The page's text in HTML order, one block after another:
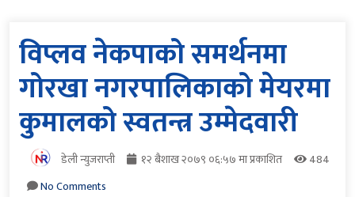
विप्लव नेकपाको समर्थनमा
गोरखा नगरपालिकाको मेयरमा
कुमालको स्वतन्त्र उम्मेदवारी
डेली न्युजराप्ती १२ बैशाख २०७९ ०६:५७ मा प्रकाशित
484
No Comments